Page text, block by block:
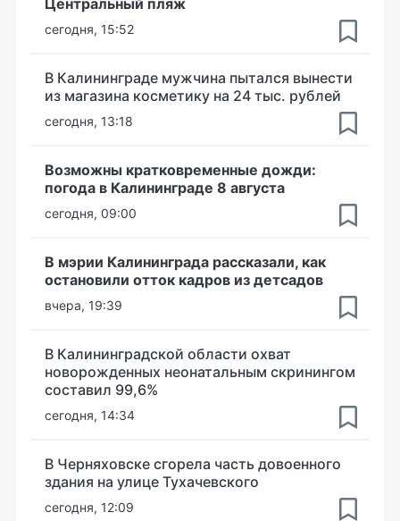
Центральный пляж
сегодня, 15:52
В Калининграде мужчина пытался вынести
из магазина косметику на 24 тыс. рублей
сегодня, 13:18
Возможны кратковременные дожди:
погода в Калининграде 8 августа
сегодня, 09:00
В мэрии Калининграда рассказали, как
остановили отток кадров из детсадов
вчера, 19:39
В Калининградской области охват
новорожденных неонатальным скринингом
составил 99,6%
сегодня, 14:34
В Черняховске сгорела часть довоенного
здания на улице Тухачевского
сегодня, 12:09